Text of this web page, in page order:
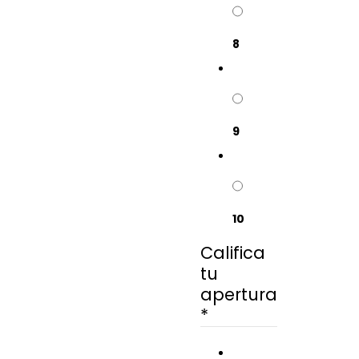
8
9
10
de
como
Califica
Califica
tu
apertura
*